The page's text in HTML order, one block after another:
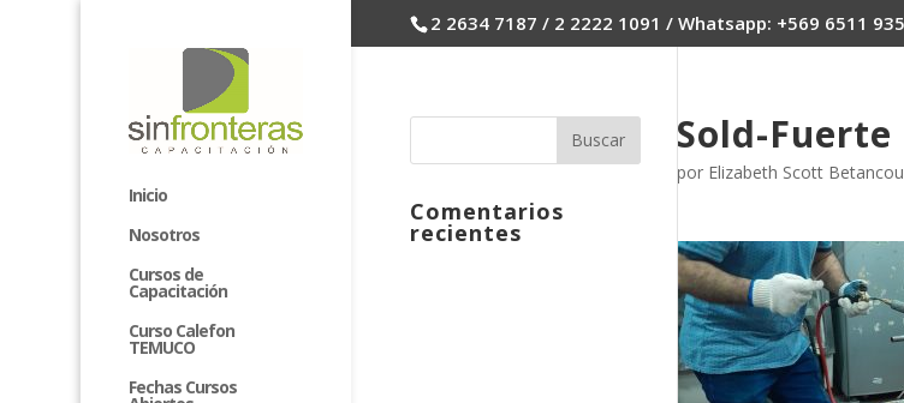
2 2634 7187 / 2 2222 1091 / Whatsapp: +569 6511
Inicio
Nosotros
Cursos de
Capacitación
Curso Calefon
TEMUCO
Fechas Cursos
Sold-Fuerte
por Elizabeth Scott
Comentarios
recientes